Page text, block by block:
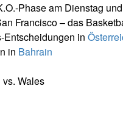
Phase am Dienstag
Francisco – das
Entscheidungen in
in Bahrain
Wales